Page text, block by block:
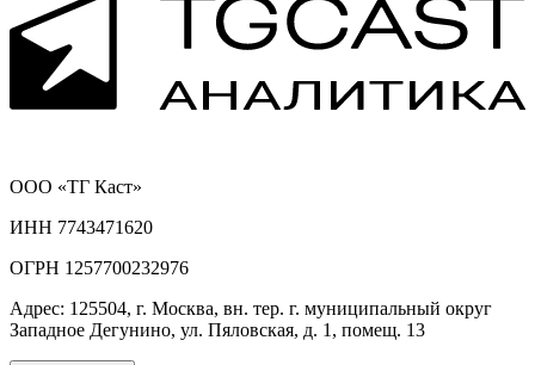
ООО «ТГ Каст»
ИНН 7743471620
ОГРН 1257700232976
Адрес: 125504, г. Москва, вн. тер. г. муниципальный округ
Западное Дегунино, ул. Пяловская, д. 1, помещ. 13